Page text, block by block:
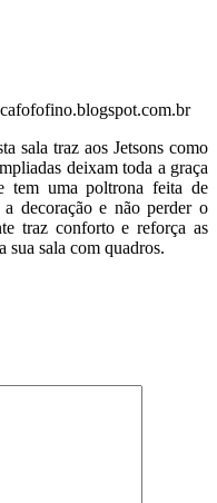
sala traz aos Jetsons como
deixam toda a graça
tem uma poltrona feita de
decoração e não perder o
traz conforto e reforça as
sua sala com quadros.